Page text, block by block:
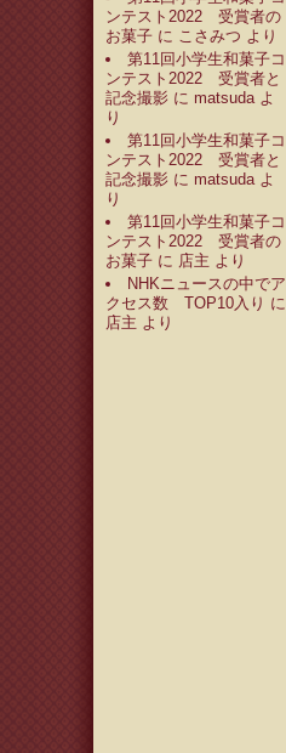
ンテスト2022 受賞者の
お菓子 に こさみつ より
第11回小学生和菓子コ
ンテスト2022 受賞者と
記念撮影 に matsudaよ
り
第11回小学生和菓子コ
ンテスト2022 受賞者と
記念撮影 に matsudaよ
り
第11回小学生和菓子コ
ンテスト2022 受賞者の
お菓子 に 店主 より
NHKニュースの中でア
クセス数 TOP10入り に
店主 より